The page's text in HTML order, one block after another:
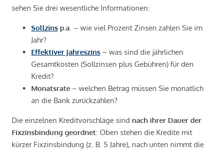
sehen Sie drei wesentliche Informationen:
Sollzins p.a . – wie viel Prozent Zinsen zahlen Sie im
Jahr?
Effektiver Jahreszins – was sind die jährlichen
Gesamtkosten (Sollzinsen plus Gebühren) für den
Kredit?
Monatsrate – welchen Betrag müssen Sie monatlich
an die Bank zurückzahlen?
Die einzelnen Kreditvorschläge sind nach ihrer Dauer der
Fixzinsbindung geordnet: Oben stehen die Kredite mit
kürzer Fixzinsbindung (z. B. 5 Jahre), nach unten nimmt die